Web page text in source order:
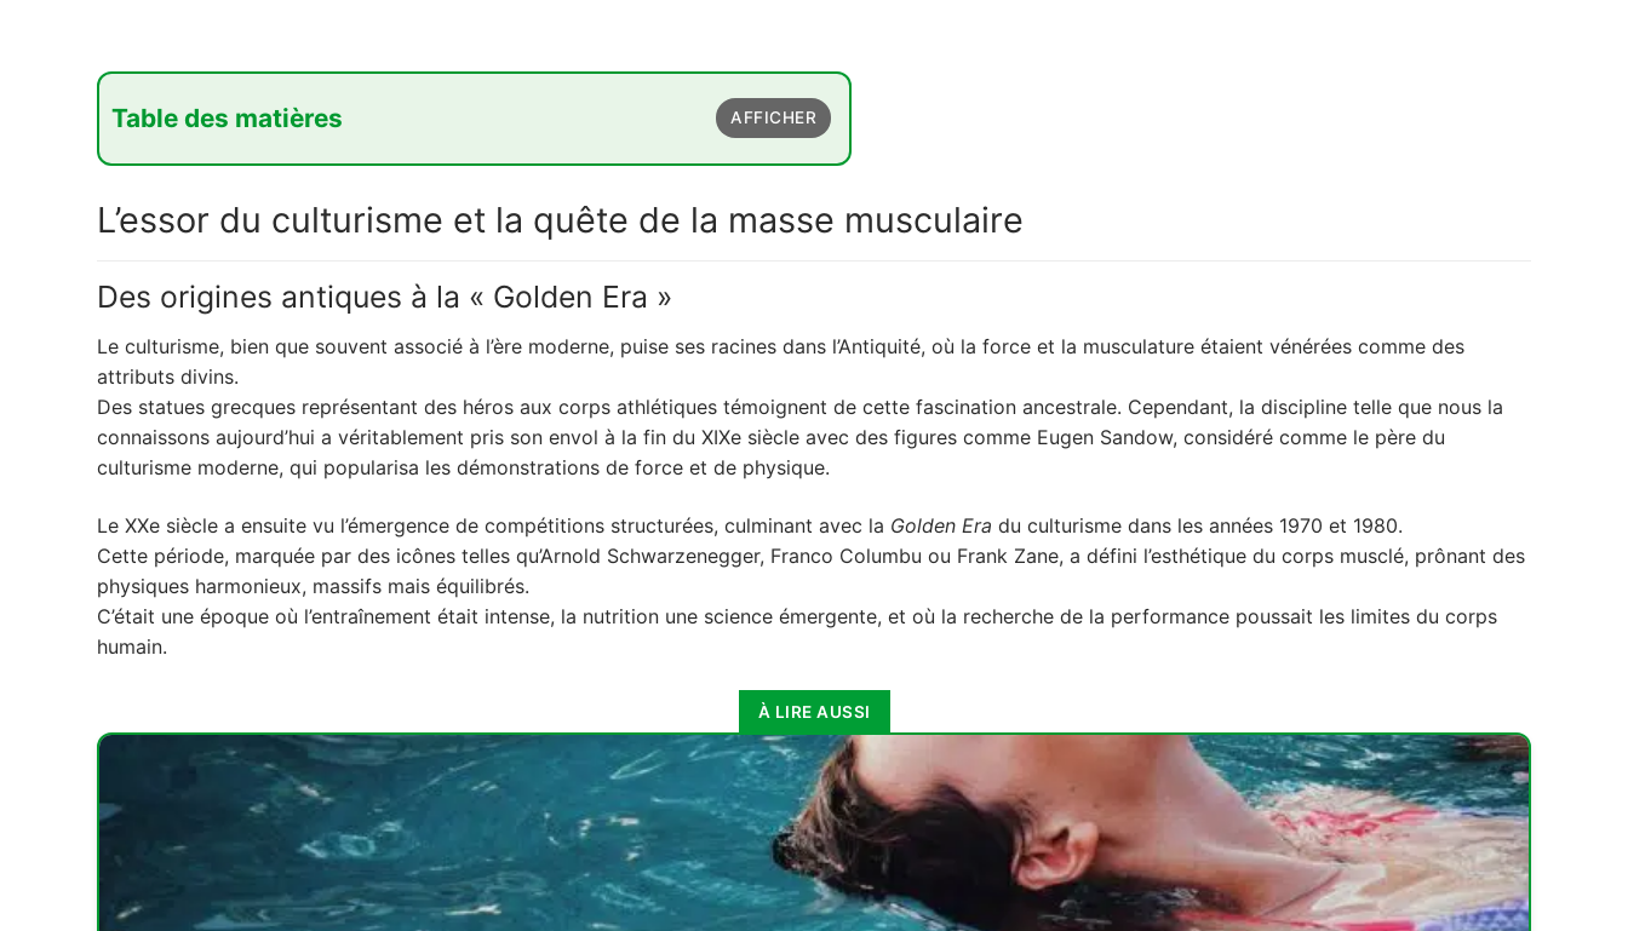
Table des matières AFFICHER
1.1. Des origines antiques à la "Golden Era"
2. Les protéines en musculation : alliées ou illusions ?
2.1. Le rôle fondamental des protéines dans la reconstruction musculaire
2.2. Les besoins protéiques réels : démystifier les chiffres
3. L'ombre du dopage : quand la performance devient péril
3.1. Les anabolisants : une histoire de puissance et de danger
3.2. Les conséquences insidieuses sur la santé physique et mentale
4. Trouver l'équilibre : sagesse et vigilance dans l'usage des suppléments
4.1. L'importance cruciale du dosage et de la composition
4.2. Au-delà des protéines : une approche holistique de la performance
L’essor du culturisme et la quête de la masse musculaire
Des origines antiques à la « Golden Era »
Le culturisme, bien que souvent associé à l’ère moderne, puise ses racines dans l’Antiquité, où la force et la musculature étaient vénérées comme des
attributs divins.
Des statues grecques représentant des héros aux corps athlétiques témoignent de cette fascination ancestrale. Cependant, la discipline telle que nous la
connaissons aujourd’hui a véritablement pris son envol à la fin du XIXe siècle avec des figures comme Eugen Sandow, considéré comme le père du
culturisme moderne, qui popularisa les démonstrations de force et de physique.
Le XXe siècle a ensuite vu l’émergence de compétitions structurées, culminant avec la Golden Era du culturisme dans les années 1970 et 1980.
Cette période, marquée par des icônes telles qu’Arnold Schwarzenegger, Franco Columbu ou Frank Zane, a défini l’esthétique du corps musclé, prônant des
physiques harmonieux, massifs mais équilibrés.
C’était une époque où l’entraînement était intense, la nutrition une science émergente, et où la recherche de la performance poussait les limites du corps
humain.
À LIRE AUSSI